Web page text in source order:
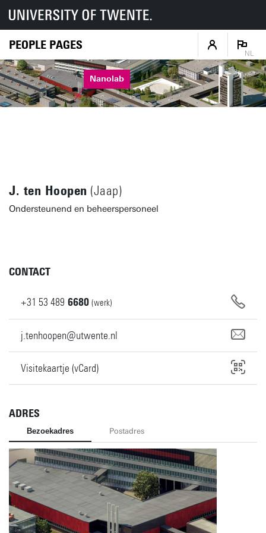
PEOPLE PAGES
NL
Nanolab
J. ten Hoopen (Jaap)
Ondersteunend en beheerspersoneel
CONTACT
+31 53 489 6680 (werk)
j.tenhoopen@utwente.nl
Visitekaartje (vCard)
ADRES
Bezoekadres Postadres